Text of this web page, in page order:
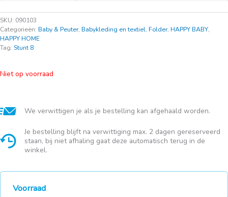
SKU: 090103
Categorieën: Baby & Peuter, Babykleding en textiel, Folder, HAPPY BABY,
HAPPY HOME
Tag: Stunt 8
Niet op voorraad
We verwittigen je als je bestelling kan afgehaald worden.
Je bestelling blijft na verwittiging max. 2 dagen gereserveerd
staan, bij niet afhaling gaat deze automatisch terug in de
winkel.
Voorraad